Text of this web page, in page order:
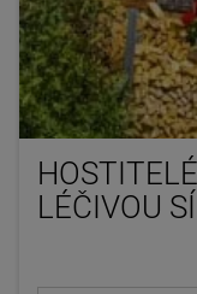
LÉČIVOU